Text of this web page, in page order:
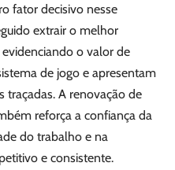
fator decisivo nesse
extrair o melhor
o valor de
de jogo e apresentam
traçadas. A renovação de
reforça a confiança da
do trabalho e na
e consistente.